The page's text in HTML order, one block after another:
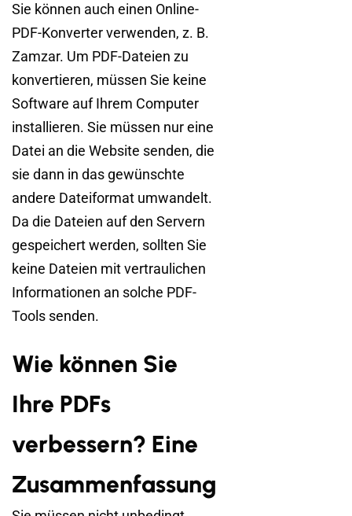
Sie können auch einen Online-
PDF-Konverter verwenden, z. B.
Zamzar. Um PDF-Dateien zu
konvertieren, müssen Sie keine
Software auf Ihrem Computer
installieren. Sie müssen nur eine
Datei an die Website senden, die
sie dann in das gewünschte
andere Dateiformat umwandelt.
Da die Dateien auf den Servern
gespeichert werden, sollten Sie
keine Dateien mit vertraulichen
Informationen an solche PDF-
Tools senden.
Wie können Sie
Ihre PDFs
verbessern? Eine
Zusammenfassung